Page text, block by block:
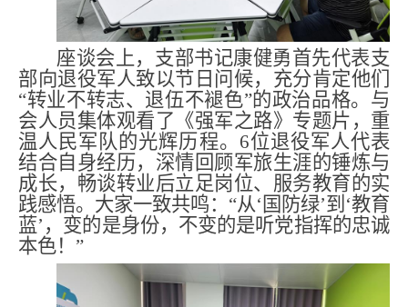
座谈会上，支部书记康健勇首先代表支
部向退役军人致以节日问候，充分肯定他们
“转业不转志、退伍不褪色”的政治品格。与
会人员集体观看了《强军之路》专题片，重
温人民军队的光辉历程。 6位退役军人代表
结合自身经历，深情回顾军旅生涯的锤炼与
成长，畅谈转业后立足岗位、服务教育的实
践感悟。 大家一致共鸣： “从‘国防绿’到‘教育
蓝’，变的是身份，不变的是听党指挥的忠诚
本色！”